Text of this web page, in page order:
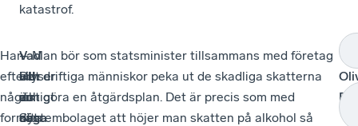
katastrof.
Han
efterlyser
någon
form
–
Det
är
ofta
Vad
vill
du
säga
–
Hur
viktigt
det
– Man bör som statsminister tillsammans med företag
och driftiga människor peka ut de skadliga skatterna
och göra en åtgärdsplan. Det är precis som med
Systembolaget att höjer man skatten på alkohol så